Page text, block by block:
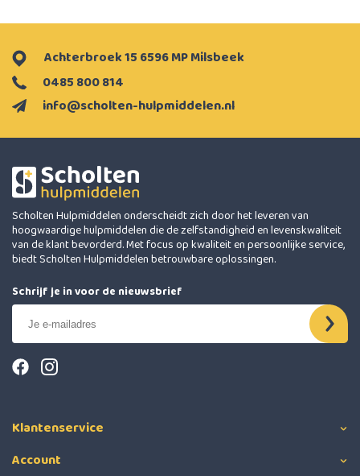
info@scholten-hulpmiddelen.nl
0485 800 814
Achterbroek 15 6596 MP Milsbeek
Scholten Hulpmiddelen onderscheidt zich door het leveren van
hoogwaardige hulpmiddelen die de zelfstandigheid en levenskwaliteit
van de klant bevorderd. Met focus op kwaliteit en persoonlijke service,
biedt Scholten Hulpmiddelen betrouwbare oplossingen.
Schrijf je in voor de nieuwsbrief
Klantenservice
Account